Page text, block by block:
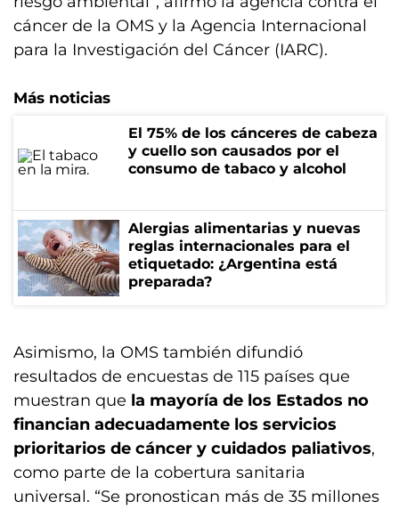
cáncer de la OMS y la Agencia Internacional
para la Investigación del Cáncer (IARC).
Más noticias
El 75% de los cánceres de cabeza
y cuello son causados por el
consumo de tabaco y alcohol
Alergias alimentarias y nuevas
reglas internacionales para el
etiquetado: ¿Argentina está
preparada?
Asimismo, la OMS también difundió
resultados de encuestas de 115 países que
muestran que la mayoría de los Estados no
financian adecuadamente los servicios
prioritarios de cáncer y cuidados paliativos,
como parte de la cobertura sanitaria
universal. “Se pronostican más de 35 millones